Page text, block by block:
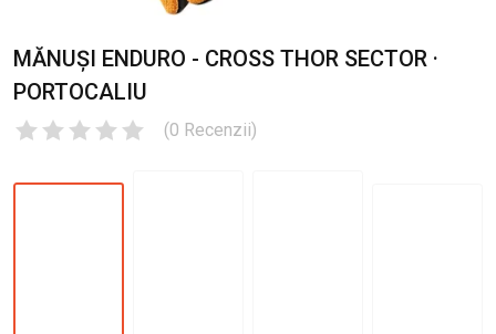
MĂNUȘI ENDURO - CROSS THOR SECTOR ·
PORTOCALIU
(0 Recenzii)